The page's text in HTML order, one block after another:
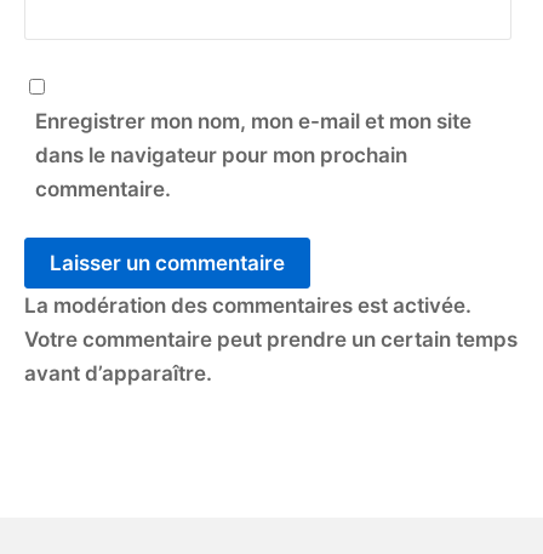
Enregistrer mon nom, mon e-mail et mon site
dans le navigateur pour mon prochain
commentaire.
La modération des commentaires est activée.
Votre commentaire peut prendre un certain temps
avant d’apparaître.